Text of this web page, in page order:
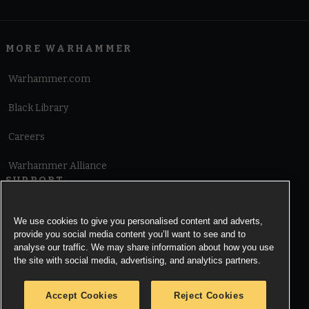
MORE WARHAMMER
Warhammer.com
Black Library
Careers
Warhammer Alliance
SUPPORT
Cookie Notice
We use cookies to give you personalised content and adverts,
provide you social media content you’ll want to see and to
analyse our traffic. We may share information about how you use
the site with social media, advertising, and analytics partners.
Accept Cookies Reject Cookies